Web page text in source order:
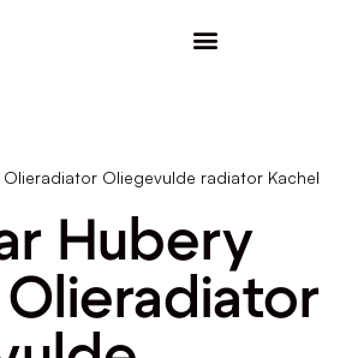
Oliegevulde radiator Kachel
Hubery